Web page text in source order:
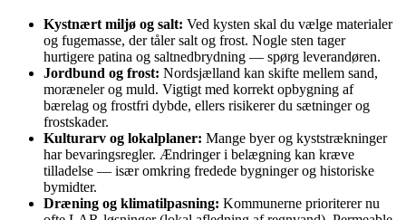
Kystnært miljø og salt: Ved kysten skal du vælge materialer
og fugemasse, der tåler salt og frost. Nogle sten tager
hurtigere patina og saltnedbrydning — spørg leverandøren.
Jordbund og frost: Nordsjælland kan skifte mellem sand,
moræneler og muld. Vigtigt med korrekt opbygning af
bærelag og frostfri dybde, ellers risikerer du sætninger og
frostskader.
Kulturarv og lokalplaner: Mange byer og kyststrækninger
har bevaringsregler. Ændringer i belægning kan kræve
tilladelse — især omkring fredede bygninger og historiske
bymidter.
Dræning og klimatilpasning: Kommunerne prioriterer nu